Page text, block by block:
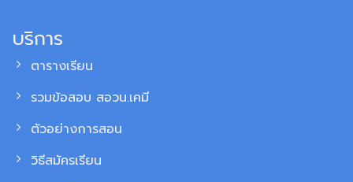
บริการ
ตารางเรียน
รวมข้อสอบ สอวน.เคมี
ตัวอย่างการสอน
วิธีสมัครเรียน